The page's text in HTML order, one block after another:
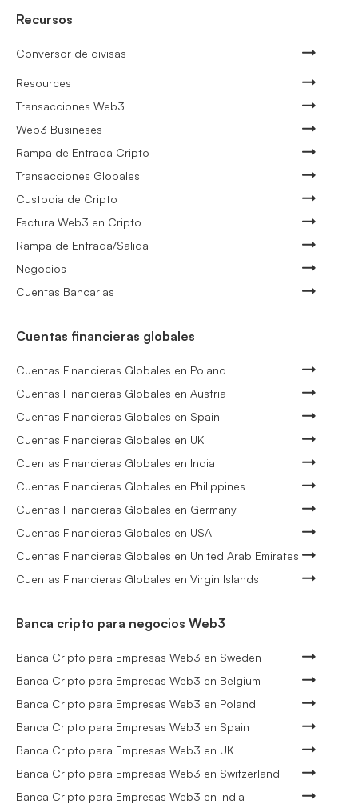
Recursos
Conversor de divisas
Resources
Transacciones Web3
Web3 Busineses
Rampa de Entrada Cripto
Transacciones Globales
Custodia de Cripto
Factura Web3 en Cripto
Rampa de Entrada/Salida
Negocios
Cuentas Bancarias
Cuentas financieras globales
Cuentas Financieras Globales en Poland
Cuentas Financieras Globales en Austria
Cuentas Financieras Globales en Spain
Cuentas Financieras Globales en UK
Cuentas Financieras Globales en India
Cuentas Financieras Globales en Philippines
Cuentas Financieras Globales en Germany
Cuentas Financieras Globales en USA
Cuentas Financieras Globales en United Arab Emirates
Cuentas Financieras Globales en Virgin Islands
Banca cripto para negocios Web3
Banca Cripto para Empresas Web3 en Sweden
Banca Cripto para Empresas Web3 en Belgium
Banca Cripto para Empresas Web3 en Poland
Banca Cripto para Empresas Web3 en Spain
Banca Cripto para Empresas Web3 en UK
Banca Cripto para Empresas Web3 en Switzerland
Banca Cripto para Empresas Web3 en India